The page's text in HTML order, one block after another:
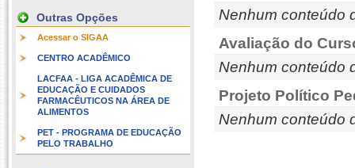
Outras Opções
Acessar o SIGAA
CENTRO ACADÊMICO
LACFAA - LIGA ACADÊMICA DE
EDUCAÇÃO E CUIDADOS
FARMACÊUTICOS NA ÁREA DE
ALIMENTOS
PET - PROGRAMA DE EDUCAÇÃO
PELO TRABALHO
Nenhum conteúdo
Avaliação do
Nenhum conteúdo
Projeto Político
Nenhum conteúdo